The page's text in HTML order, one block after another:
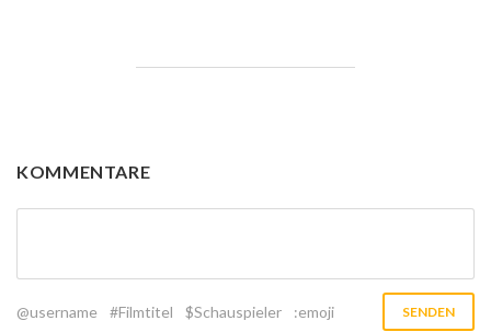
KOMMENTARE
@username #Filmtitel $Schauspieler :emoji